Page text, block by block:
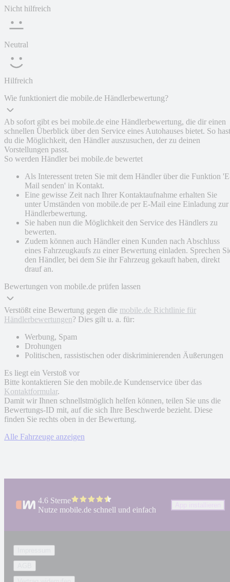
Nicht hilfreich
Neutral
Hilfreich
Wie funktioniert die mobile.de Händlerbewertung?
Ab sofort gibt es bei mobile.de eine Händlerbewertung, die dir einen
schnellen Überblick über den Service eines Autohauses bietet. So hast
du die Möglichkeit, den Händler auszusuchen, der zu deinen
Vorstellungen passt.
So werden Händler bei mobile.de bewertet
Als Interessent treten Sie mit dem Händler über die Funktion
Mail senden' in Kontakt.
Eine gewisse Zeit nach Ihrer Kontaktaufnahme erhalten Sie
unter Umständen von mobile.de per E-Mail eine Einladung zur
Händlerbewertung.
Sie haben nun die Möglichkeit den Service des Händlers zu
bewerten.
Zudem können auch Händler einen Kunden nach Abschluss
eines Fahrzeugkaufs zu einer Bewertung einladen. Sprechen
den Händler, bei dem Sie ihr Fahrzeug gekauft haben, direkt
drauf an.
Bewertungen von mobile.de prüfen lassen
Verstößt eine Bewertung gegen die mobile.de Richtlinie für
Händlerbewertungen? Dies gilt u. a. für:
Werbung, Spam
Drohungen
Politischen, rassistischen oder diskriminierenden Äußerungen
Es liegt ein Verstoß vor
Bitte kontaktieren Sie den mobile.de Kundenservice über das
Kontaktformular.
Damit wir Ihnen schnellstmöglich helfen können, teilen Sie uns die
Bewertungs-ID mit, auf die sich Ihre Beschwerde bezieht. Diese
finden Sie rechts oben in der Bewertung.
Alle Fahrzeuge anzeigen
4.6 Sterne
Nutze mobile.de schnell und einfach